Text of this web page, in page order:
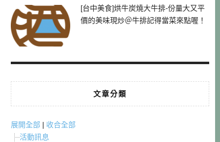
[台中美食]烘牛炭燒大牛排-份量大又平
價的美味現炒＠牛排記得當菜來點喔！
文章分類
展開全部 | 收合全部
活動訊息